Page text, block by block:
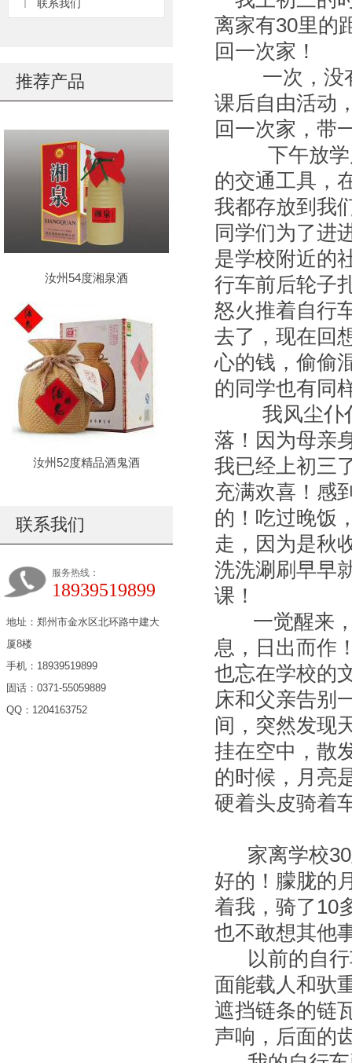
联系我们
推荐产品
汝州54度湘泉酒
汝州52度精品酒鬼酒
联系我们
服务热线：
18939519899
地址：郑州市金水区北环路中建大
厦8楼
手机：18939519899
固话：0371-55059889
QQ：1204163752
离家有30里的
回一次家！
一次，没
课后自由活动
回一次家，带
下午放学
的交通工具，
我都存放到我
同学们为了进
是学校附近的
行车前后轮子
怒火推着自行
去了，现在回
心的钱，偷偷
的同学也有同
我风尘仆
落！因为母亲
我已经上初三
充满欢喜！感
的！吃过晚饭
走，因为是秋
洗洗涮刷早早
课！
一觉醒来，
息，日出而作
也忘在学校的
床和父亲告别
间，突然发现
挂在空中，散
的时候，月亮
硬着头皮骑着
家离学校30
好的！朦胧的
着我，骑了10
也不敢想其他
以前的自行
面能载人和驮
遮挡链条的链
声响，后面的